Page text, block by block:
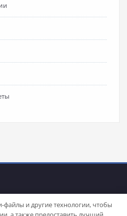
файлы и другие технологии, чтобы